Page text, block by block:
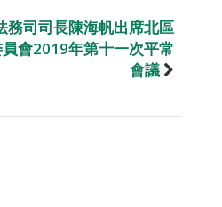
務司司長陳海帆出席北區
會2019年第十一次平常
會議